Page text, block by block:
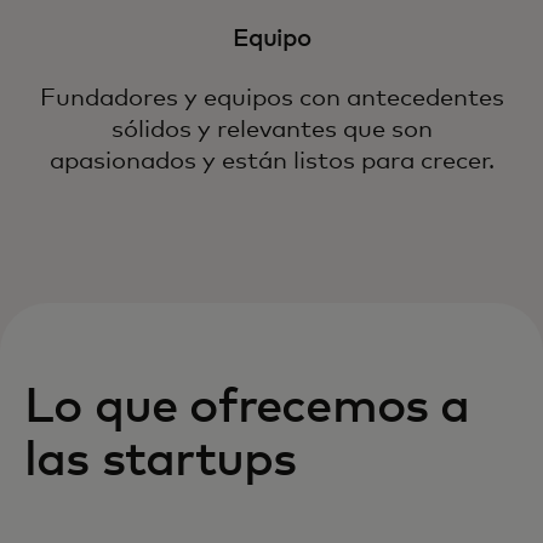
Equipo
Fundadores y equipos con antecedentes
sólidos y relevantes que son
apasionados y están listos para crecer.
Lo que ofrecemos a
las startups